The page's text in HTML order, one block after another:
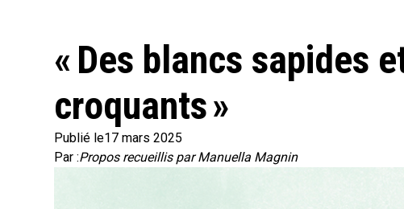
« Des blancs sapides
croquants »
Publié le17 mars 2025
Par :Propos recueillis par Manuella Magnin